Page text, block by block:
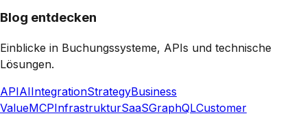
Blog entdecken
Einblicke in Buchungssysteme, APIs und technische
Lösungen.
APIAIIntegrationStrategyBusiness
ValueMCPInfrastrukturSaaSGraphQLCustomer